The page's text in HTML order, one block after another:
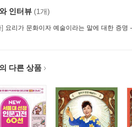
/ 카프레제 카펠리니
/ 구운 가지를 올린 바게트
/ 문어 샐러드
/ 비프 샐러드
/ 구운 채소 모둠
인터뷰 (1개)
요리가 문화이자 예술이라는 말에 대한 증명 - 『최 셰프의 크
다른 상품